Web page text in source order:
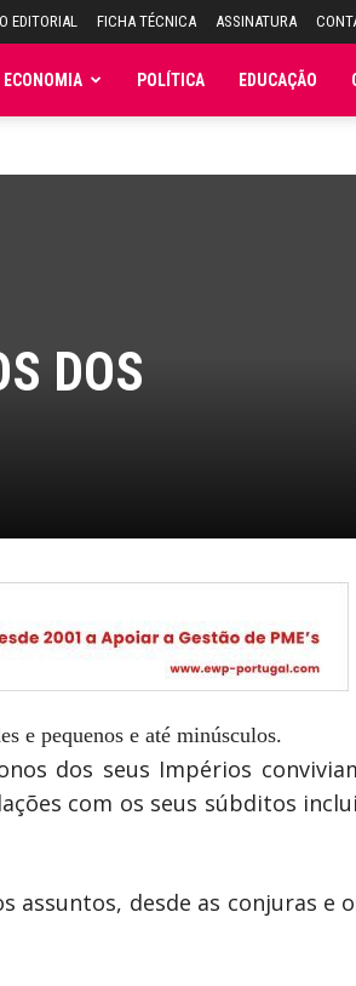
EDITORIAL FICHA TÉCNICA ASSINATURA
ECONOMIA POLÍTICA EDUCAÇÃO
DOS
e pequenos e até minúsculos.
dos seus Impérios
com os seus súbditos
desde as conjuras e